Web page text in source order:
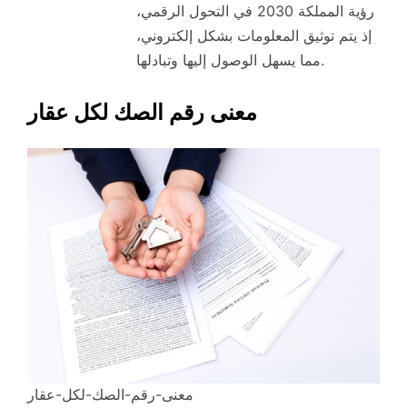
رؤية المملكة 2030 في التحول الرقمي،
إذ يتم توثيق المعلومات بشكل إلكتروني،
مما يسهل الوصول إليها وتبادلها.
معنى رقم الصك لكل عقار
معنى-رقم-الصك-لكل-عقار